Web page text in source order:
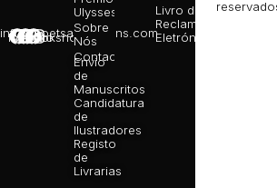
info@poetsandragons.com
Infantil
Adulto
Bookshop
Ulysses
Sobre
Nós
Contactos
Envio
de
Manuscritos
Candidatura
de
Ilustradores
Registo
de
Livrarias
Livro de
Reclamações
Eletrónico